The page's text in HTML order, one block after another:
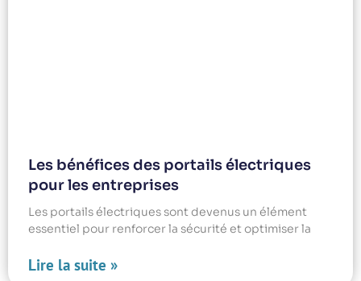
Les bénéfices des portails électriques
pour les entreprises
Les portails électriques sont devenus un élément
essentiel pour renforcer la sécurité et optimiser la
Lire la suite »